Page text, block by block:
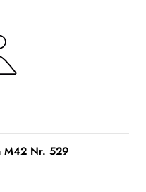
M42 Nr. 529